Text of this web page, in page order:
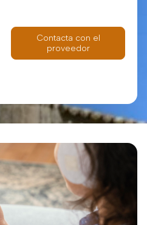
Contacta con el
proveedor